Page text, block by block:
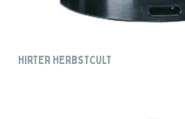
HIRTER HERBSTCULT